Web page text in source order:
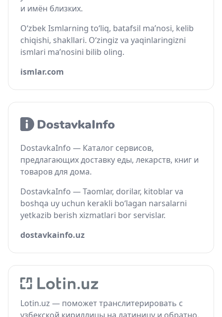
и имён близких.
O‘zbek Ismlarning to‘liq, batafsil ma’nosi, kelib
chiqishi, shakllari. O‘zingiz va yaqinlaringizni
ismlari ma’nosini bilib oling.
ismlar.com
DostavkaInfo — Каталог сервисов,
предлагающих доставку еды, лекарств, книг и
товаров для дома.
DostavkaInfo — Taomlar, dorilar, kitoblar va
boshqa uy uchun kerakli bo‘lagan narsalarni
yetkazib berish xizmatlari bor servislar.
dostavkainfo.uz
Lotin.uz — поможет транслитерировать с